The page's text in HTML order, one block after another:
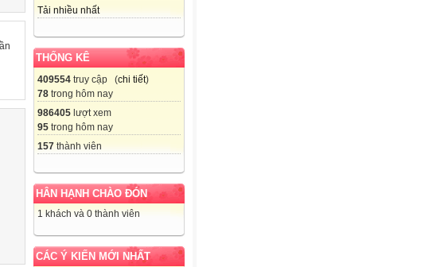
Tải nhiều nhất
THỐNG KÊ
409554 truy cập (chi tiết)
78 trong hôm nay
986405 lượt xem
95 trong hôm nay
157 thành viên
HÂN HẠNH CHÀO ĐÓN
1 khách và 0 thành viên
CÁC Ý KIẾN MỚI NHẤT